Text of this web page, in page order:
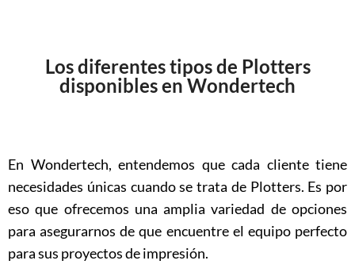
Los diferentes tipos de Plotters
disponibles en Wondertech
En Wondertech, entendemos que cada cliente tiene
necesidades únicas cuando se trata de Plotters. Es por
eso que ofrecemos una amplia variedad de opciones
para asegurarnos de que encuentre el equipo perfecto
para sus proyectos de impresión.